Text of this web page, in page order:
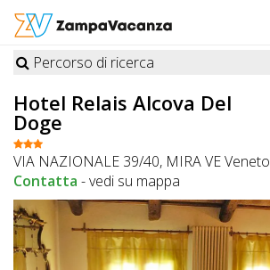
STRUTTURE
A
DOG
LUOGHI
A
Percorso di ricerca
Hotel Relais Alcova Del
Doge
VIA NAZIONALE 39/40, MIRA VE Veneto
Contatta -vedi su mappa